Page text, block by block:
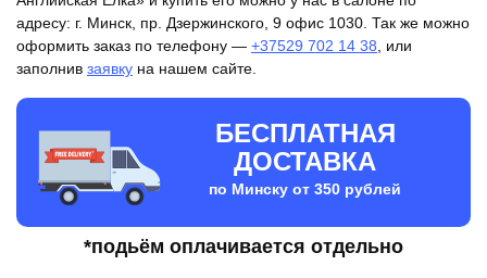
Ёлка
адресу: г. Минск, пр. Дзержинского, 9 офис 1030. Так же можно
оформить заказ по телефону — +37529 702 14 38, или
заполнив заявку на нашем сайте.
БЕСПЛАТНАЯ
ДОСТАВКА
по Минску от 350 рублей
*подьём оплачивается отдельно